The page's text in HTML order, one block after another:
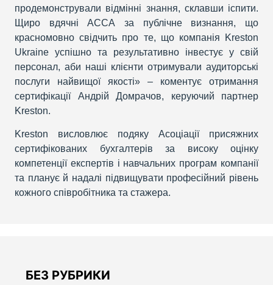
продемонстрували відмінні знання, склавши іспити.
Щиро вдячні АССА за публічне визнання, що
красномовно свідчить про те, що компанія Kreston
Ukraine успішно та результативно інвестує у свій
персонал, аби наші клієнти отримували аудиторські
послуги найвищої якості» – коментує отримання
сертифікації Андрій Домрачов, керуючий партнер
Kreston.
Kreston висловлює подяку Асоціації присяжних
сертифікованих бухгалтерів за високу оцінку
компетенції експертів і навчальних програм компанії
та планує й надалі підвищувати професійний рівень
кожного співробітника та стажера.
БЕЗ РУБРИКИ